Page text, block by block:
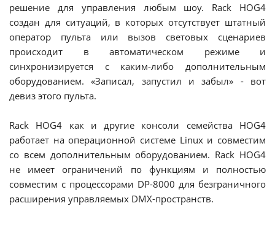
решение для управления любым шоу. Rack HOG4
создан для ситуаций, в которых отсутствует штатный
оператор пульта или вызов световых сценариев
происходит в автоматическом режиме и
синхронизируется с каким-либо дополнительным
оборудованием. «Записал, запустил и забыл» - вот
девиз этого пульта.
Rack HOG4 как и другие консоли семейства HOG4
работает на операционной системе Linux и совместим
со всем дополнительным оборудованием. Rack HOG4
не имеет ограничений по функциям и полностью
совместим с процессорами DP-8000 для безграничного
расширения управляемых DMX-пространств.